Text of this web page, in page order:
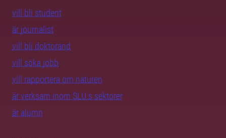
vill bli student
är journalist
vill bli doktorand
vill söka jobb
vill rapportera om naturen
är verksam inom SLU:s sektorer
är alumn